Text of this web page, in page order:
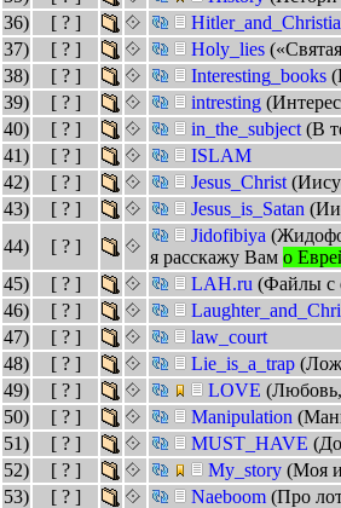
36)
[ ? ]
37)
[ ? ] Holy_lies
38)
[ ? ] Interesting_books
39)
[ ? ] intresting
40)
[ ? ] in_the_subject (В
41)
[ ? ]
ISLAM
42)
[ ? ] Jesus_Christ
43)
[ ? ] Jesus_is_Satan
44)
[ ? ]
Jidofibiya
я расскажу Вам о
45)
[ ? ] LAH.ru (Файлы с
46)
[ ? ]
47)
[ ? ]
law_court
48)
[ ? ] Lie_is_a_trap
49)
[ ? ] LOVE (Любовь,
50)
[ ? ] Manipulation
51)
[ ? ] MUST_HAVE
52)
[ ? ] My_story (Моя
53)
[ ? ] Naeboom (Про